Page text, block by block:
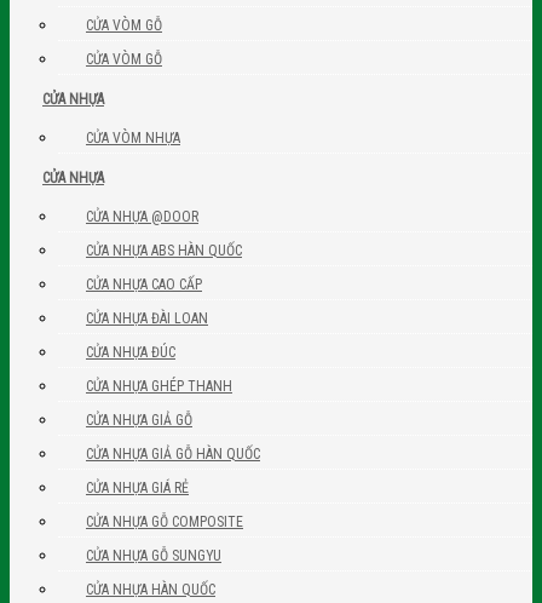
CỬA VÒM GỖ
CỬA VÒM GỖ
CỬA NHỰA
CỬA VÒM NHỰA
CỬA NHỰA
CỬA NHỰA @DOOR
CỬA NHỰA ABS HÀN QUỐC
CỬA NHỰA CAO CẤP
CỬA NHỰA ĐÀI LOAN
CỬA NHỰA ĐÚC
CỬA NHỰA GHÉP THANH
CỬA NHỰA GIẢ GỖ
CỬA NHỰA GIẢ GỖ HÀN QUỐC
CỬA NHỰA GIÁ RẺ
CỬA NHỰA GỖ COMPOSITE
CỬA NHỰA GỖ SUNGYU
CỬA NHỰA HÀN QUỐC